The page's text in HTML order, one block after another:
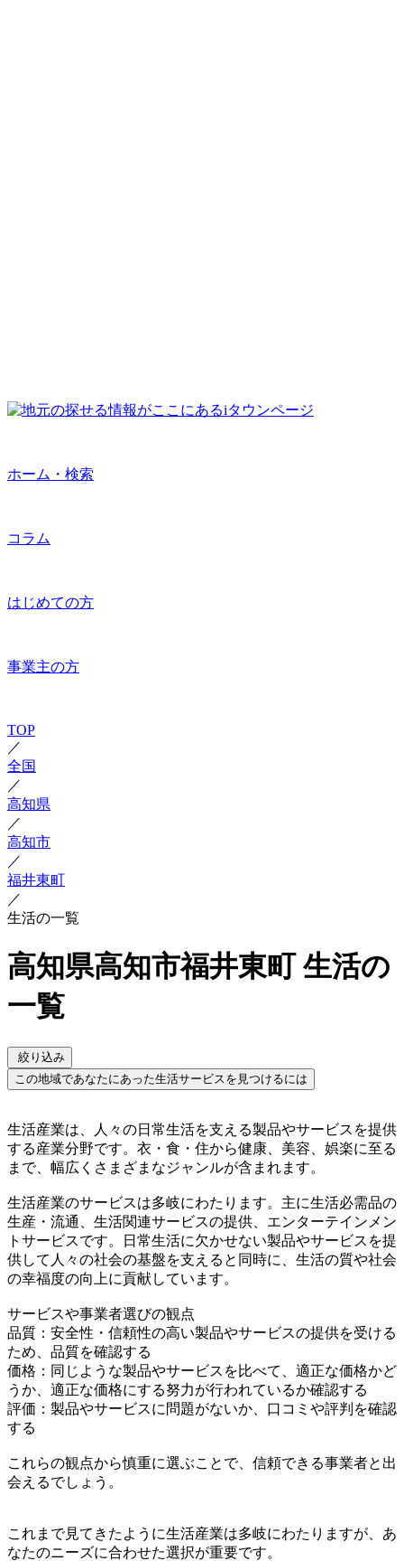
ホーム・検索
コラム
はじめての方
事業主の方
TOP
／
全国
／
高知県
／
高知市
／
福井東町
／
生活の一覧
高知県高知市福井東町 生活の
一覧
絞り込み
この地域であなたにあった生活サービスを見つけるには
生活産業は、人々の日常生活を支える製品やサービスを提供
する産業分野です。衣・食・住から健康、美容、娯楽に至る
まで、幅広くさまざまなジャンルが含まれます。
生活産業のサービスは多岐にわたります。主に生活必需品の
生産・流通、生活関連サービスの提供、エンターテインメン
トサービスです。日常生活に欠かせない製品やサービスを提
供して人々の社会の基盤を支えると同時に、生活の質や社会
の幸福度の向上に貢献しています。
サービスや事業者選びの観点
品質：安全性・信頼性の高い製品やサービスの提供を受ける
ため、品質を確認する
価格：同じような製品やサービスを比べて、適正な価格かど
うか、適正な価格にする努力が行われているか確認する
評価：製品やサービスに問題がないか、口コミや評判を確認
する
これらの観点から慎重に選ぶことで、信頼できる事業者と出
会えるでしょう。
これまで見てきたように生活産業は多岐にわたりますが、あ
なたのニーズに合わせた選択が重要です。